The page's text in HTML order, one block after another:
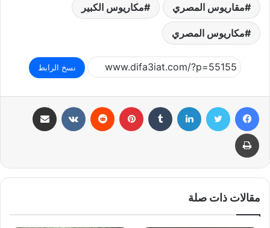
مقاريوس المصري مكاريوس الكبير
مكاريوس المصري
نسخ الرابط
فيسبوك تويتر لينكدإن بينتيريست
طباعة
مقالات ذات صلة